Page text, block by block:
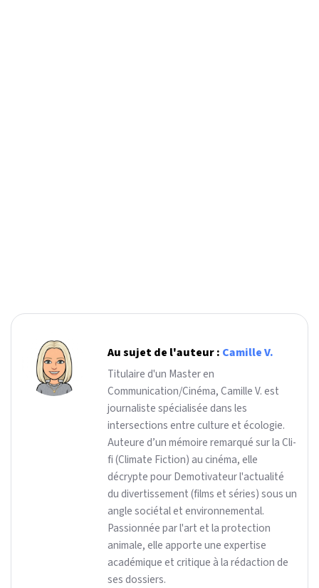
Au sujet de l'auteur : Camille V.
Titulaire d'un Master en
Communication/Cinéma, Camille V. est
journaliste spécialisée dans les
intersections entre culture et écologie.
Auteure d’un mémoire remarqué sur la Cli-
fi (Climate Fiction) au cinéma, elle
décrypte pour Demotivateur l'actualité
du divertissement (films et séries) sous un
angle sociétal et environnemental.
Passionnée par l'art et la protection
animale, elle apporte une expertise
académique et critique à la rédaction de
ses dossiers.